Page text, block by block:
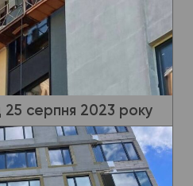
25 серпня 2023 року